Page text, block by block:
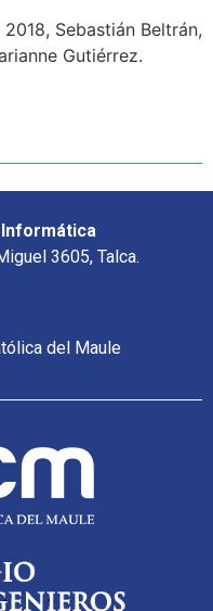
Sebastián Beltrán,
Gutiérrez.
Informática
3605, Talca.
del Maule